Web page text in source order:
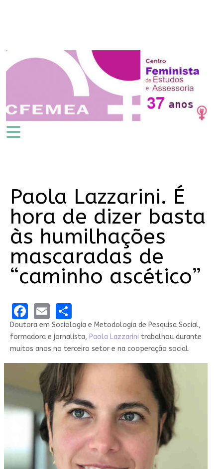
Paola Lazzarini. É
hora de dizer basta
às humilhações
mascaradas de
“caminho ascético”
Facebook
EmailShare
Doutora em Sociologia e Metodologia de Pesquisa Social,
formadora e jornalista, Paola Lazzarini trabalhou durante
muitos anos no terceiro setor e na cooperação social.